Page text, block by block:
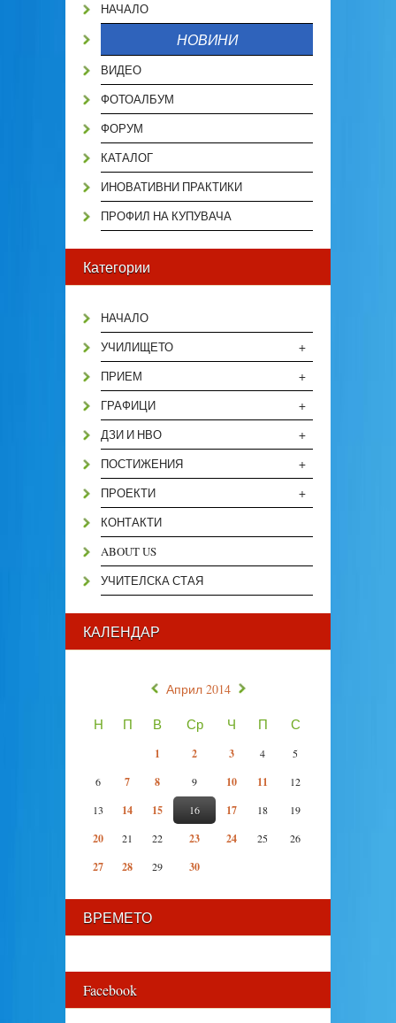
НАЧАЛО
НОВИНИ
ВИДЕО
ФОТОАЛБУМ
ФОРУМ
КАТАЛОГ
ИНОВАТИВНИ ПРАКТИКИ
ПРОФИЛ НА КУПУВАЧА
Категории
НАЧАЛО
+
УЧИЛИЩЕТО
+
ПРИЕМ
+
ГРАФИЦИ
+
ДЗИ И НВО
+
ПОСТИЖЕНИЯ
+
ПРОЕКТИ
КОНТАКТИ
ABOUT US
УЧИТЕЛСКА СТАЯ
КАЛЕНДАР
« Април 2014 »
Н П В Ср Ч П С
1 2 3 4
5
6
7 8 9 10 11
12
13
14 15 16 17 18 19
20 21 22 23 24 25 26
27 28 29 30
ВРЕМЕТО
Facebook